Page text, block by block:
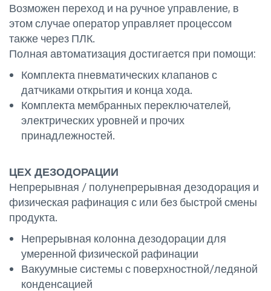
Возможен переход и на ручное управление, в
этом случае оператор управляет процессом
также через ПЛК.
Полная автоматизация достигается при помощи:
Комплекта пневматических клапанов с
датчиками открытия и конца хода.
Комплекта мембранных переключателей,
электрических уровней и прочих
принадлежностей.
ЦЕХ ДЕЗОДОРАЦИИ
Непрерывная / полунепрерывная дезодорация и
физическая рафинация с или без быстрой смены
продукта.
Непрерывная колонна дезодорации для
умеренной физической рафинации
Вакуумные системы с поверхностной/ледяной
конденсацией